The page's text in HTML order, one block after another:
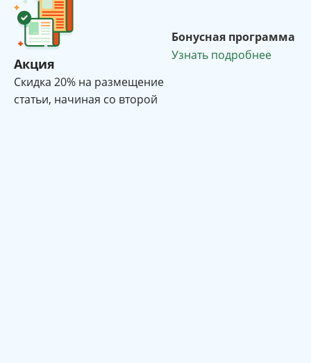
Акция
Cкидка 20% на размещение
статьи, начиная со второй
Бонусная программа
Узнать подробнее